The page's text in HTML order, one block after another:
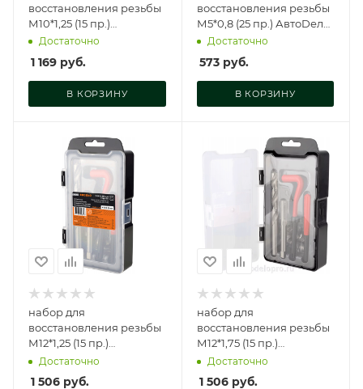
восстановления резьбы
М10*1,25 (15 пр.)
АвтоDело, 40390
Достаточно
1 169 руб.
В КОРЗИНУ
восстановления резьбы
М5*0,8 (25 пр.) АвтоDело,
40538
Достаточно
573руб.
В КОРЗИНУ
набор для
восстановления резьбы
М12*1,25 (15 пр.)
АвтоDело, 40392
Достаточно
1 506 руб.
набор для
восстановления резьбы
М12*1,75 (15 пр.)
АвтоDело, 40566
Достаточно
1 506руб.